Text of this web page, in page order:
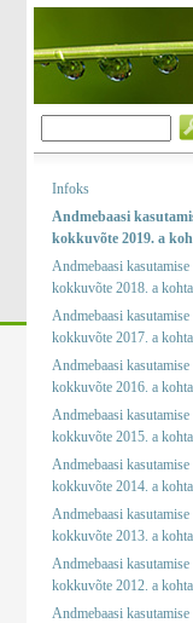
Infoks
Andmebaasi
kokkuvõte 2019. a
Andmebaasi kasutamise
kokkuvõte 2018. a kohta
Andmebaasi kasutamise
kokkuvõte 2017. a kohta
Andmebaasi kasutamise
kokkuvõte 2016. a kohta
Andmebaasi kasutamise
kokkuvõte 2015. a kohta
Andmebaasi kasutamise
kokkuvõte 2014. a kohta
Andmebaasi kasutamise
kokkuvõte 2013. a kohta
Andmebaasi kasutamise
kokkuvõte 2012. a kohta
Andmebaasi kasutamise